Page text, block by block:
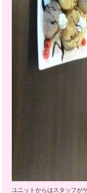
ユニットからはスタッフが